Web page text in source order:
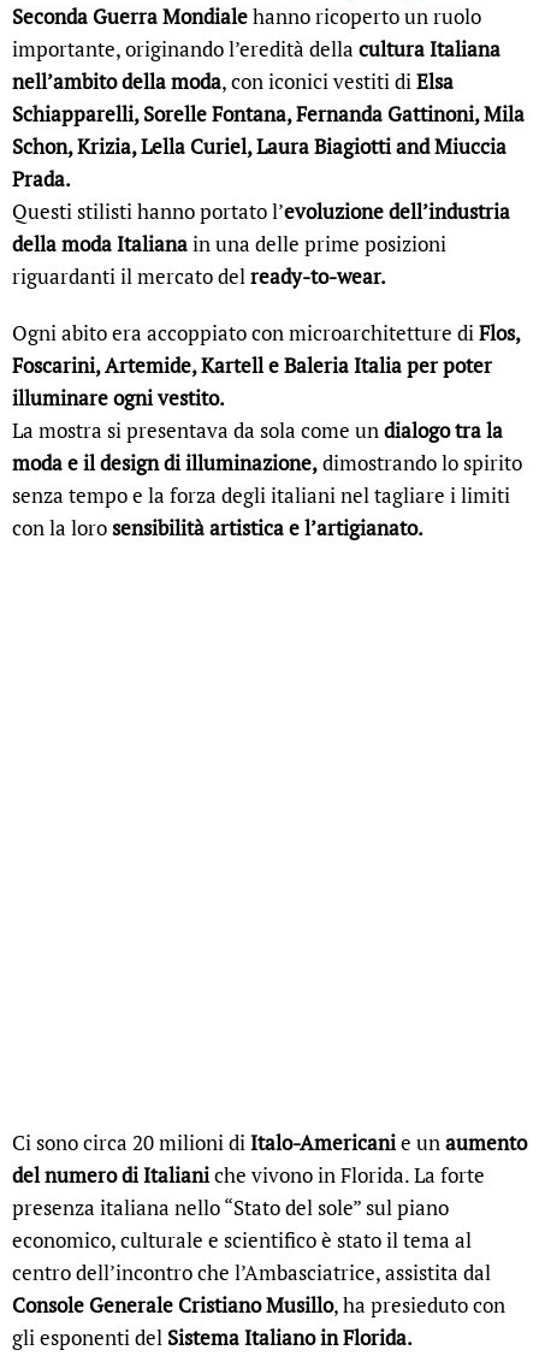
Seconda Guerra Mondialehanno ricoperto un ruolo
importante, originando l’eredità della cultura Italiana
nell’ambito della moda, con iconici vestiti diElsa
Schiapparelli, Sorelle Fontana, Fernanda Gattinoni, Mila
Schon, Krizia, Lella Curiel, Laura Biagiotti and Miuccia
Prada.
Questi stilisti hanno portato l’evoluzione dell’industria
della moda Italianain una delle prime posizioni
riguardanti il mercato delready-to-wear.
Ogni abito era accoppiato con microarchitetture diFlos,
Foscarini, Artemide, Kartell e Baleria Italia per poter
illuminare ogni vestito.
La mostra si presentava da sola come undialogo tra la
moda e il design di illuminazione,dimostrando lo spirito
senza tempo e la forza degli italiani nel tagliare i limiti
con la lorosensibilità artistica e l’artigianato.
Ci sono circa 20 milioni diItalo-Americanie unaumento
del numero di Italianiche vivono in Florida. La forte
presenza italiana nello “Stato del sole” sul piano
economico, culturale e scientifico è stato il tema al
centro dell’incontro che l’Ambasciatrice, assistita dal
Console Generale Cristiano Musillo, ha presieduto con
gli esponenti del Sistema Italiano in Florida.